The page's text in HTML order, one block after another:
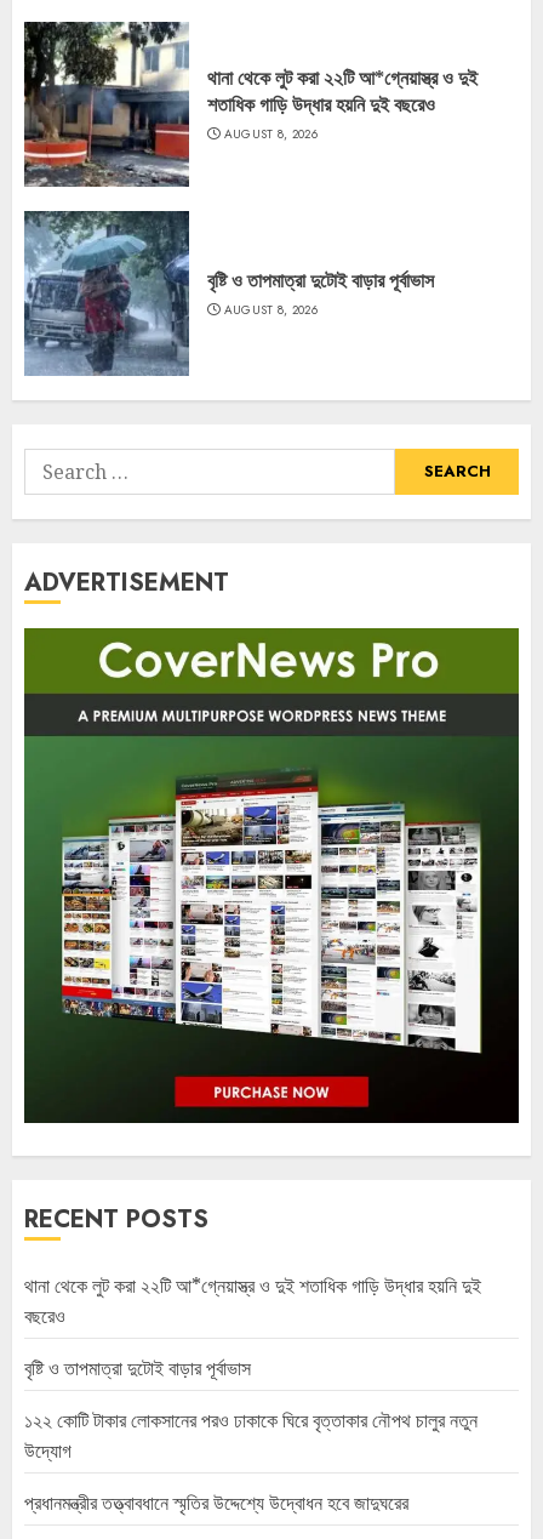
থানা থেকে লুট করা ২২টি আ*গ্নেয়াস্ত্র ও দুই
শতাধিক গাড়ি উদ্ধার হয়নি দুই বছরেও
AUGUST 8, 2026
বৃষ্টি ও তাপমাত্রা দুটোই বাড়ার পূর্বাভাস
AUGUST 8, 2026
Search
for:
ADVERTISEMENT
RECENT POSTS
থানা থেকে লুট করা ২২টি আ*গ্নেয়াস্ত্র ও দুই শতাধিক গাড়ি উদ্ধার হয়নি দুই
বছরেও
বৃষ্টি ও তাপমাত্রা দুটোই বাড়ার পূর্বাভাস
১২২ কোটি টাকার লোকসানের পরও ঢাকাকে ঘিরে বৃত্তাকার নৌপথ চালুর নতুন
উদ্যোগ
প্রধানমন্ত্রীর তত্ত্বাবধানে স্মৃতির উদ্দেশ্যে উদ্বোধন হবে জাদুঘরের